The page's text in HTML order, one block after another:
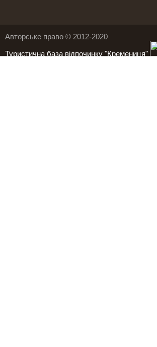
Авторське право © 2012-2020
Туристична база відпочинку "Кремениця"